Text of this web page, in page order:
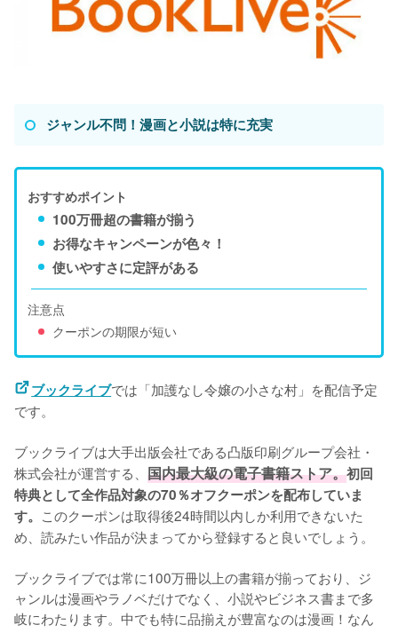
ジャンル不問！漫画と小説は特に充実
おすすめポイント
100万冊超の書籍が揃う
お得なキャンペーンが色々！
使いやすさに定評がある
注意点
クーポンの期限が短い
ブックライブでは「加護なし令嬢の小さな村」を配信予定
です。
ブックライブは大手出版会社である凸版印刷グループ会社・
株式会社が運営する、 国内最大級の電子書籍ストア。初回
特典として全作品対象の70％オフクーポンを配布していま
す。 このクーポンは取得後24時間以内しか利用できないた
め、読みたい作品が決まってから登録すると良いでしょう。
ブックライブでは常に100万冊以上の書籍が揃っており、ジ
ャンルは漫画やラノベだけでなく、小説やビジネス書まで多
岐にわたります。中でも特に品揃えが豊富なのは漫画！なん